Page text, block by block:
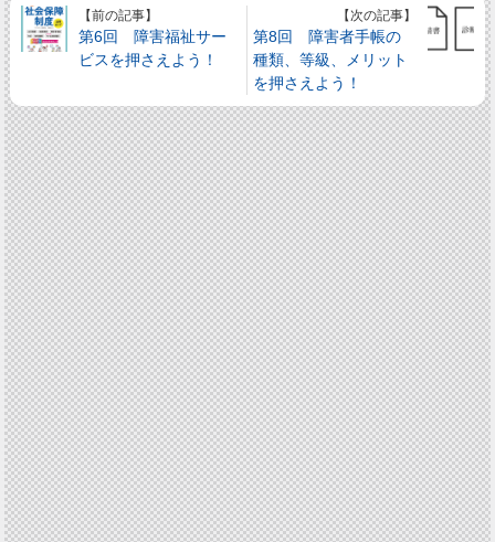
【前の記事】
第6回 障害福祉サー
ビスを押さえよう！
【次の記事】
第8回 障害者手帳の
種類、等級、メリット
を押さえよう！